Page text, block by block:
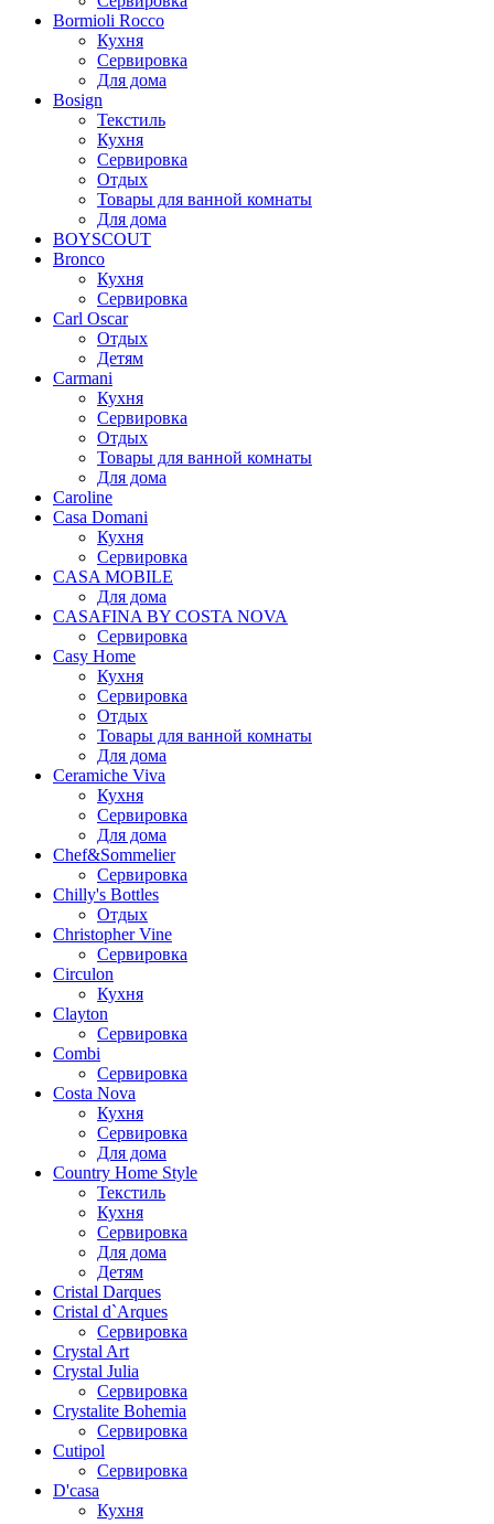
Bormioli Rocco
Кухня
Сервировка
Для дома
Bosign
Текстиль
Кухня
Сервировка
Отдых
Товары для ванной комнаты
Для дома
BOYSCOUT
Bronco
Кухня
Сервировка
Carl Oscar
Отдых
Детям
Carmani
Кухня
Сервировка
Отдых
Товары для ванной комнаты
Для дома
Caroline
Casa Domani
Кухня
Сервировка
CASA MOBILE
Для дома
CASAFINA BY COSTA NOVA
Сервировка
Casy Home
Кухня
Сервировка
Отдых
Товары для ванной комнаты
Для дома
Ceramiche Viva
Кухня
Сервировка
Для дома
Chef&Sommelier
Сервировка
Chilly's Bottles
Отдых
Christopher Vine
Сервировка
Circulon
Кухня
Clayton
Сервировка
Combi
Сервировка
Costa Nova
Кухня
Сервировка
Для дома
Country Home Style
Текстиль
Кухня
Сервировка
Для дома
Детям
Cristal Darques
Cristal d`Arques
Сервировка
Crystal Art
Crystal Julia
Сервировка
Crystalite Bohemia
Сервировка
Cutipol
Сервировка
D'casa
Кухня